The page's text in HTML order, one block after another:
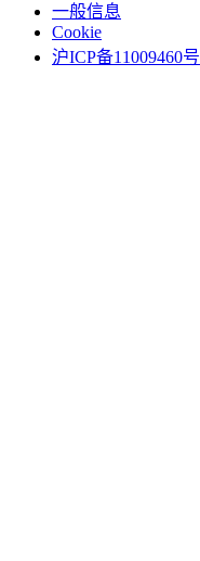
一般信息
Cookie
沪ICP备11009460号